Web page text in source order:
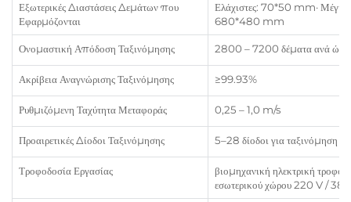
Εξωτερικές Διαστάσεις Δεμάτων που
Εφαρμόζονται
Ελάχιστες: 70*50 mm·
680*480 mm
Ονομαστική Απόδοση Ταξινόμησης 2800 – 7200 δέματα ανά ώρα
Ακρίβεια Αναγνώρισης Ταξινόμησης ≥99.93%
Ρυθμιζόμενη Ταχύτητα Μεταφοράς 0,25 – 1,0 m/s
Προαιρετικές Δίοδοι Ταξινόμησης 5–28 δίοδοι για ταξινόμηση
Τροφοδοσία Εργασίας
βιομηχανική ηλεκτρική
εσωτερικού χώρου 220 V /